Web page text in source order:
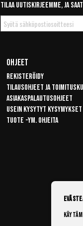
Tilaa uutiskirjeemme, ja
Tilaa
uutiskirje
Ohjeet
Rekisteröidy
Tilausohjeet ja
Asiakaspalautusohjeet
Usein kysytyt kysymykset
Tuote -ym. ohjeita